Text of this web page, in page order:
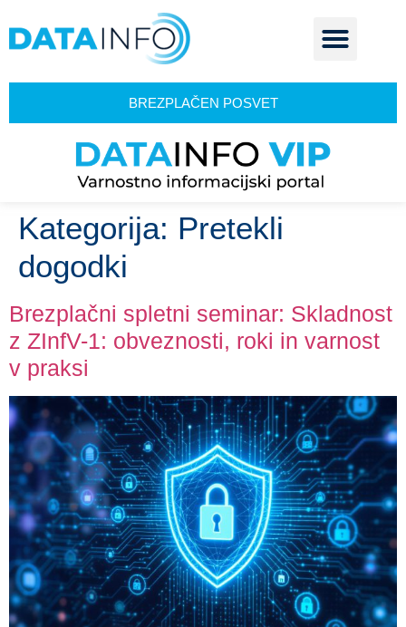
BREZPLAČEN POSVET
Kategorija: Pretekli
dogodki
Brezplačni spletni seminar: Skladnost
z ZInfV-1: obveznosti, roki in varnost
v praksi